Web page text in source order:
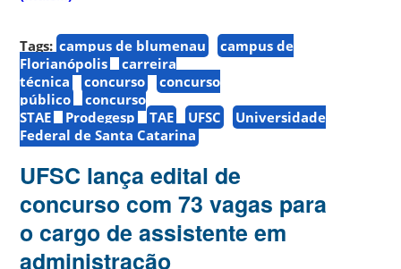
Tags: campus de blumenau
campus de
Florianópolis
carreira
técnica
concurso
concurso
público
concurso
STAE
Prodegesp TAE UFSC
Universidade
Federal de Santa Catarina
UFSC lança edital de
concurso com 73 vagas para
o cargo de assistente em
administração